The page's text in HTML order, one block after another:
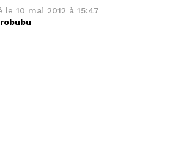
le 10 mai 2012 à 15:47